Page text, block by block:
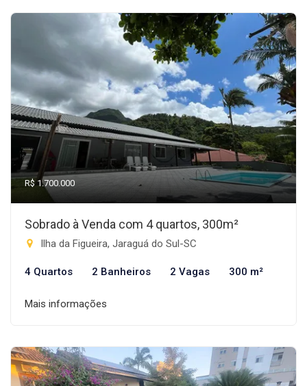
R$ 1.700.000
Sobrado à Venda com 4 quartos, 300m²
Ilha da Figueira, Jaraguá do Sul-SC
4 Quartos 2 Banheiros 2 Vagas 300 m²
Mais informações